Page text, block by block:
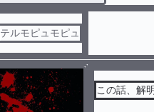
テルモピュモピュ
この話、解